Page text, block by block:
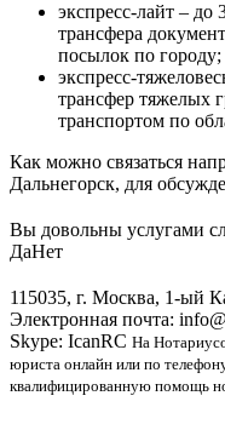
экспресс-лайт – до
трансфера
посылок по городу;
экспресс-
трансфер тяжелых
транспортом по
Как можно связаться
Дальнегорск, для
Вы довольны услугами
ДаНет
115035, г. Москва, 1-ый
Электронная почта:
Skype: IcanRC На
юриста онлайн или по
квалифицированную помощь